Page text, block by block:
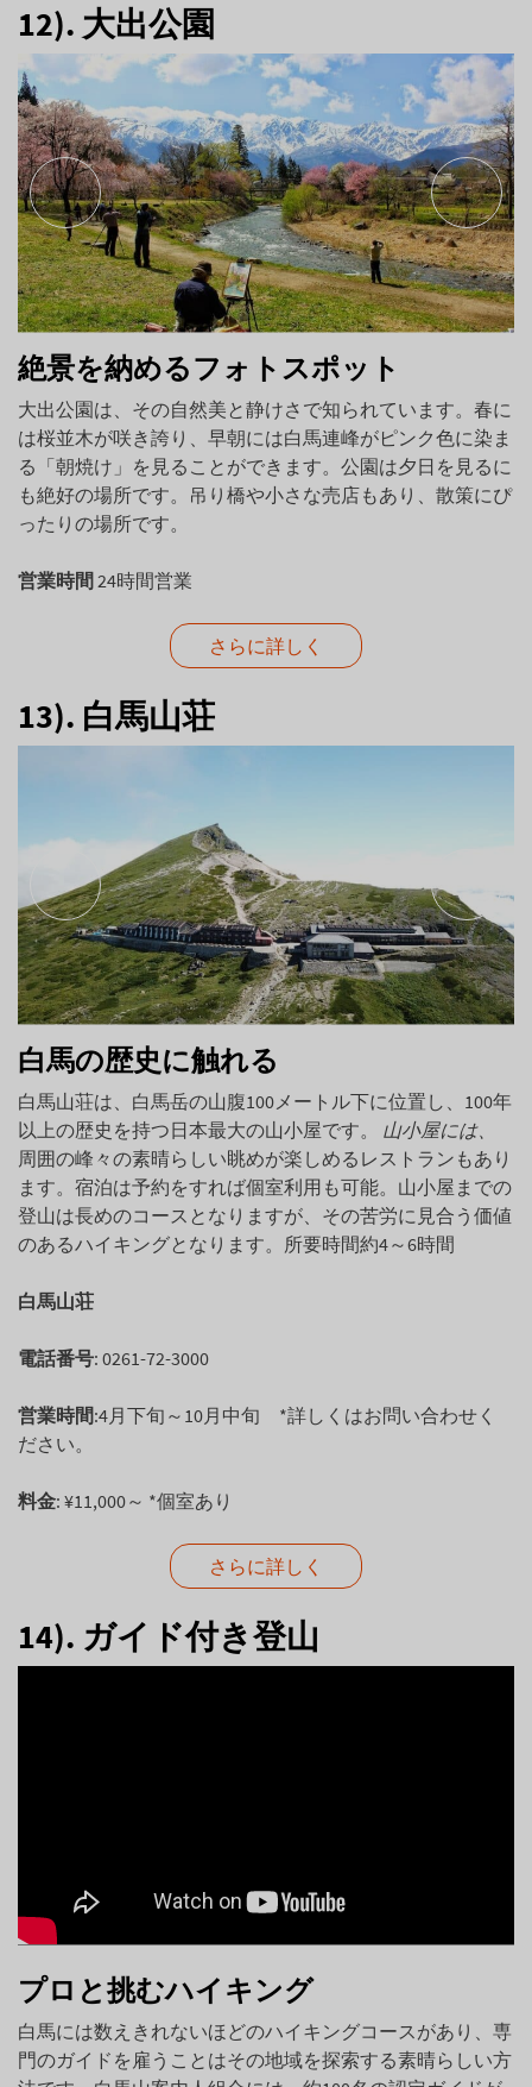
12). 大出公園
絶景を納めるフォトスポット
大出公園は、その自然美と静けさで知られています。春に
は桜並木が咲き誇り、早朝には白馬連峰がピンク色に染ま
る「朝焼け」を見ることができます。公園は夕日を見るに
も絶好の場所です。吊り橋や小さな売店もあり、散策にぴ
ったりの場所です。
営業時間24時間営業
さらに詳しく
13). 白馬山荘
白馬の歴史に触れる
白馬山荘は、白馬岳の山腹100メートル下に位置し、100年
以上の歴史を持つ日本最大の山小屋です。 山小屋には、
周囲の峰々の素晴らしい眺めが楽しめるレストランもあり
ます。宿泊は予約をすれば個室利用も可能。山小屋までの
登山は長めのコースとなりますが、その苦労に見合う価値
のあるハイキングとなります。所要時間約4～6時間
白馬山荘
電話番号: 0261-72-3000
営業時間:4月下旬～10月中旬 *詳しくはお問い合わせく
ださい。
料金: ¥11,000～ *個室あり
さらに詳しく
14). ガイド付き登山
プロと挑むハイキング
白馬には数えきれないほどのハイキングコースがあり、専
門のガイドを雇うことはその地域を探索する素晴らしい方